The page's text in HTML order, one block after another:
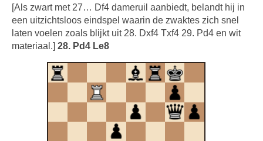
[Als zwart met 27… Df4 dameruil aanbiedt, belandt hij in
een uitzichtsloos eindspel waarin de zwaktes zich snel
laten voelen zoals blijkt uit 28. Dxf4 Txf4 29. Pd4 en wit
materiaal.] 28. Pd4 Le8